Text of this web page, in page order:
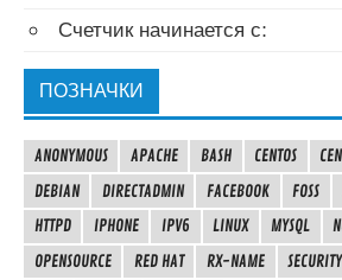
Счетчик начинается с:
ПОЗНАЧКИ
ANONYMOUS APACHE BASH CENTOS
DEBIAN
DIRECTADMIN FACEBOOK FOSS
HTTPD
IPHONE IPV6 LINUX MYSQL
OPENSOURCE
RED HAT RX-NAME SECURITY